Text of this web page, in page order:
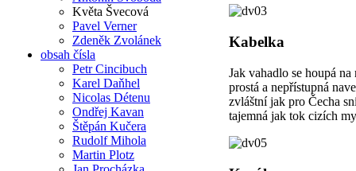
Květa Švecová
Pavel Verner
Zdeněk Zvolánek
obsah čísla
Petr Cincibuch
Karel Daňhel
Nicolas Détenu
Ondřej Kavan
Štěpán Kučera
Rudolf Mihola
Martin Plotz
Kabelka
Jak vahadlo se houpá na
prostá a nepřístupná
zvláštní jak pro Čecha
tajemná jak tok cizích